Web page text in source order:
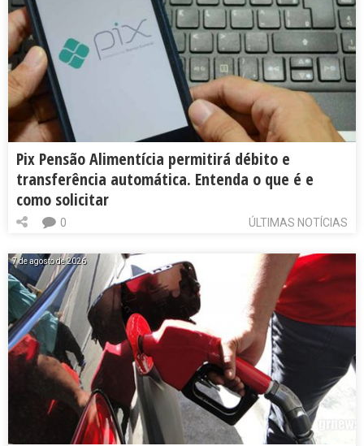
Pix Pensão Alimentícia permitirá débito e
transferência automática. Entenda o que é e
como solicitar
ÚLTIMAS NOTÍCIAS
0
7 de agosto de 2026